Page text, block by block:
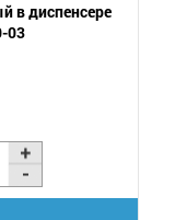
в диспенсере
03